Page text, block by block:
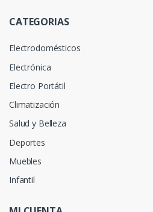
CATEGORIAS
Electrodomésticos
Electrónica
Electro Portátil
Climatización
Salud y Belleza
Deportes
Muebles
Infantil